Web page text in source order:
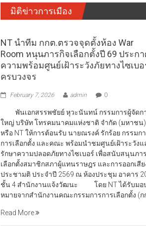
มิติข่าวการเมือง
NT นำทีม กกต.ตรวจจุดตั้งห้อง War
Room หนุนภารกิจเลือกตั้งปี 69 ประก
ความพร้อมศูนย์เฝ้าระวังภัยทางไซเบอ
ครบวงจร
February 7, 2026 admin 0
พันเอกสรรพชัยย์ หุวะนันทน์ กรรมการผู้จัดก
ใหญ่ บริษัท โทรคมนาคมแห่งชาติ จำกัด (มหาชน)
หรือ NT ให้การต้อนรับ นายณรงค์ รักร้อย กรรมก
การเลือกตั้ง และคณะ พร้อมนำชมศูนย์เฝ้าระวังแ
รักษาความปลอดภัยทางไซเบอร์ เพื่อสนับสนุนภา
เลือกตั้งสมาชิกสภาผู้แทนราษฎร และการออกเสีย
ประชามติ ประจำปี 2569 ณ ห้องประชุม อาคาร
ชั้น 4 สำนักงานแจ้งวัฒนะ โดย NT ได้รับมอ
หมายจากสำนักงานคณะกรรมการการเลือกตั้ง (ก
Read More